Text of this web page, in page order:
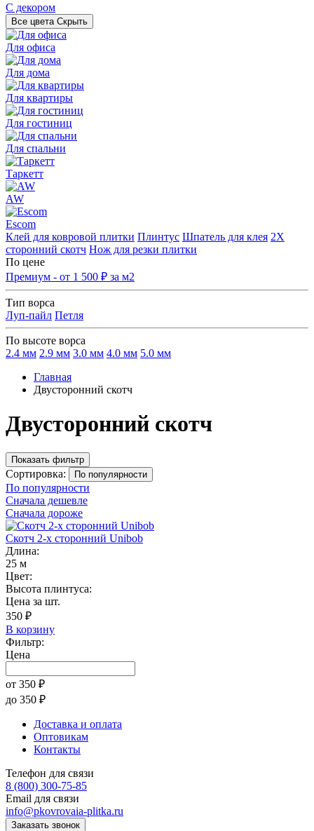
С декором
Все цвета Скрыть
Для офиса
Для дома
Для квартиры
Для гостиниц
Для спальни
Таркетт
AW
Escom
Клей для ковровой плитки Плинтус Шпатель для клея 2Х
сторонний скотч Нож для резки плитки
По цене
Премиум - от 1 500 ₽ за м2
Тип ворса
Луп-пайл Петля
По высоте ворса
2.4 мм 2.9 мм 3.0 мм 4.0 мм 5.0 мм
Главная
Двусторонний скотч
Двусторонний скотч
Показать фильтр
Сортировка: По популярности
По популярности
Сначала дешевле
Сначала дороже
Скотч 2-х сторонний Unibob
Длина:
25 м
Цвет:
Высота плинтуса:
Цена за шт.
350 ₽
В корзину
Фильтр:
Цена
от 350 ₽
до 350 ₽
Доставка и оплата
Оптовикам
Контакты
Телефон для связи
8 (800) 300-75-85
Email для связи
info@pkovrovaia-plitka.ru
Заказать звонок